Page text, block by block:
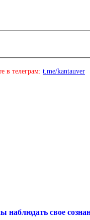
в телеграм: t.me/kantauver
свое